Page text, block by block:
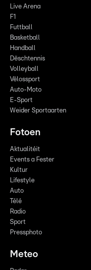
Live Arena
F1
Futtball
Basketball
Handball
Dëschtennis
Volleyball
Vëlossport
Auto-Moto
E-Sport
Weider Sportaarten
Fotoen
Aktualitéit
Events a Fester
Kultur
Lifestyle
Auto
Télé
Radio
Sport
Pressphoto
Meteo